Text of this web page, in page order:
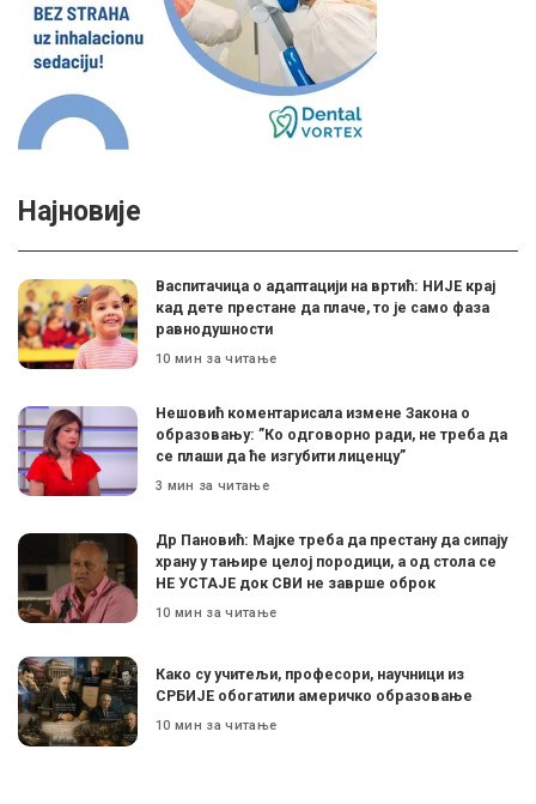
Најновије
Васпитачица о адаптацији на вртић: НИЈЕ крај
кад дете престане да плаче, то је само фаза
равнодушности
10 мин за читање
Нешовић коментарисала измене Закона о
образовању: ”Ко одговорно ради, не треба да
се плаши да ће изгубити лиценцу”
3 мин за читање
Др Пановић: Мајке треба да престану да сипају
храну у тањире целој породици, а од стола се
НЕ УСТАЈЕ док СВИ не заврше оброк
10 мин за читање
Како су учитељи, професори, научници из
СРБИЈЕ обогатили америчко образовање
10 мин за читање